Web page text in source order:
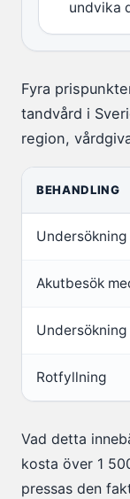
undvika
Fyra
tandvård i
region,
BEHANDLING
Undersökning
Akutbesök
Rotfyllning
Vad detta
kosta över 1
pressas den